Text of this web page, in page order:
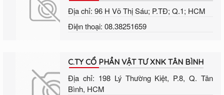
Địa chỉ: 96 H Võ Thị Sáu; P.TĐ; Q.1; HCM
Điện thoại: 08.38251659
C.TY CỔ PHẦN VẬT TƯ XNK TÂN BÌNH
Địa chỉ: 198 Lý Thường Kiệt, P.8, Q. Tân
Bình, HCM